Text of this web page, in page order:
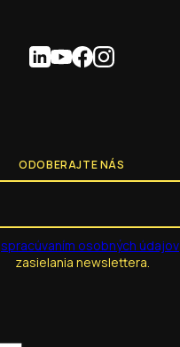
ODOBERAJTE NÁS
spracúvaním osobných údajov
zasielania newslettera.